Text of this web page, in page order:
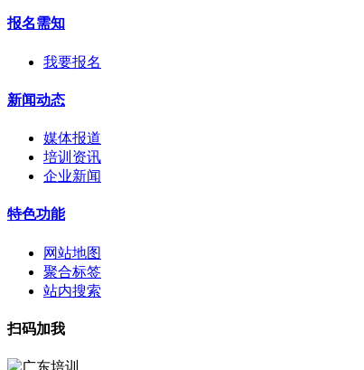
报名需知
我要报名
新闻动态
媒体报道
培训资讯
企业新闻
特色功能
网站地图
聚合标签
站内搜索
扫码加我